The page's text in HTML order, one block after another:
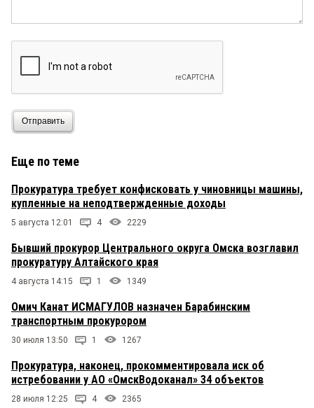
Отправить
Еще по теме
Прокуратура требует конфисковать у чиновницы машины,
купленные на неподтвержденные доходы
5 августа 12:01 4 2229
Бывший прокурор Центрального округа Омска возглавил
прокуратуру Алтайского края
4 августа 14:15 1 1349
Омич Канат ИСМАГУЛОВ назначен Барабинским
транспортным прокурором
30 июля 13:50 1 1267
Прокуратура, наконец, прокомментировала иск об
истребовании у АО «ОмскВодоканал» 34 объектов
28 июля 12:25 4 2365